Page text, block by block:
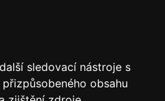
sledovací nástroje s
obsahu